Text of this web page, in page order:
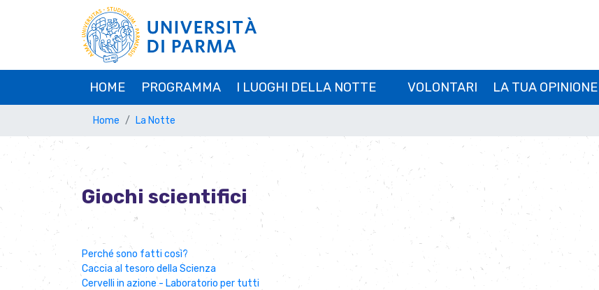
HOME PROGRAMMA I LUOGHI DELLA NOTTE VOLONTARI LA TUA OPINIONE
Home La Notte
Giochi scientifici
Perché sono fatti così?
Caccia al tesoro della Scienza
Cervelli in azione - Laboratorio per tutti